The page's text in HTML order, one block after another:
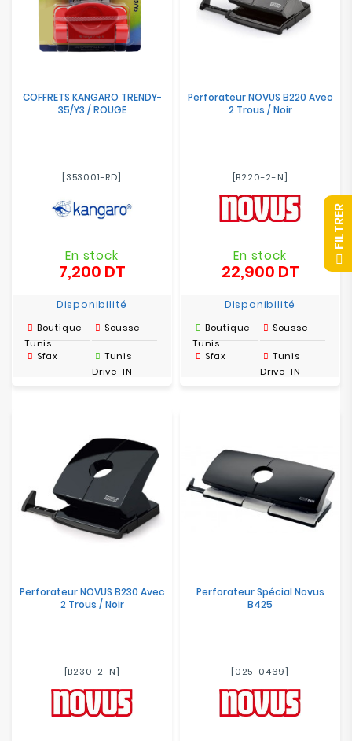
COFFRETS KANGARO TRENDY-
35/Y3 / ROUGE
[353001-RD]
En stock
7,200 DTPrix
Disponibilité
Boutique
Tunis
Sousse
Sfax
Tunis
Drive-IN
Perforateur NOVUS B220 Avec
2 Trous / Noir
[B220-2-N]
En stock
22,900 DTPrix
Disponibilité
Boutique
Tunis
Sousse
Sfax
Tunis
Drive-IN
Perforateur NOVUS B230 Avec
2 Trous / Noir
[B230-2-N]
Perforateur Spécial Novus
B425
[025-0469]
R